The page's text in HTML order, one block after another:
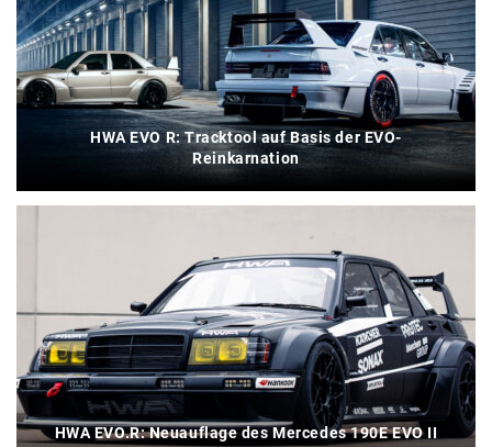
HWA EVO R: Tracktool auf Basis der EVO-
Reinkarnation
HWA EVO.R: Neuauflage des Mercedes 190E EVO II